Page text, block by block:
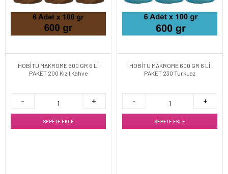
HOBİTU MAKROME 600 GR 6 Lİ
PAKET 200 Kızıl Kahve
SEPETE EKLE
HOBİTU MAKROME 600 GR 6 Lİ
PAKET 230 Turkuaz
SEPETE EKLE